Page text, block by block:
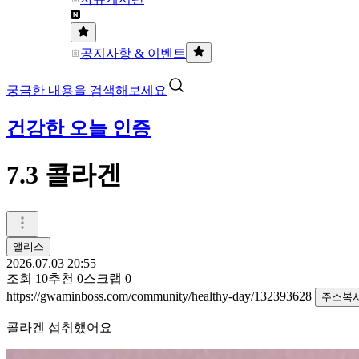
공지사항 & 이벤트
궁금한 내용을 검색해보세요
건강한 오늘 인증
7.3 콜라겐
앨리스
2026.07.03 20:55
조회 10추천 0스크랩 0
https://gwaminboss.com/community/healthy-day/132393628
주소복
콜라겐 섭취했어요